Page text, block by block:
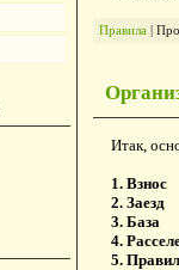
Правила
Итак,
1. Взнос
2. Заезд
3. База
4.
5.